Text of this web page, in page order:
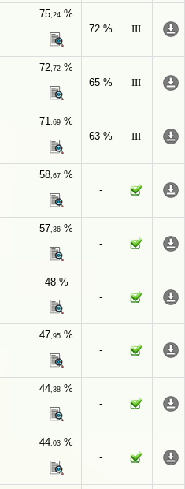
75,24 %
72 %
III
72,72 %
65 %
III
71,69 %
63 %
III
58,67 %
-
57,36 %
-
48 %
-
47,95 %
-
44,38 %
-
44,03 %
-